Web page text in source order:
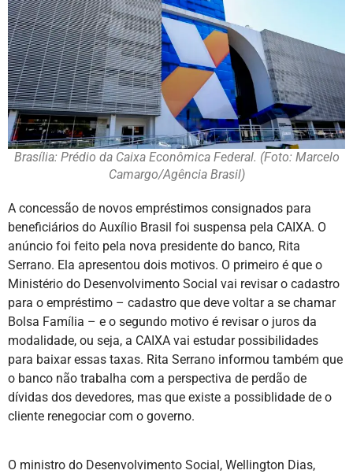
Brasília: Prédio da Caixa Econômica Federal. (Foto: Marcelo
Camargo/Agência Brasil)
A concessão de novos empréstimos consignados para
beneficiários do Auxílio Brasil foi suspensa pela CAIXA. O
anúncio foi feito pela nova presidente do banco, Rita
Serrano. Ela apresentou dois motivos. O primeiro é que o
Ministério do Desenvolvimento Social vai revisar o cadastro
para o empréstimo – cadastro que deve voltar a se chamar
Bolsa Família – e o segundo motivo é revisar o juros da
modalidade, ou seja, a CAIXA vai estudar possibilidades
para baixar essas taxas. Rita Serrano informou também que
o banco não trabalha com a perspectiva de perdão de
dívidas dos devedores, mas que existe a possiblidade de o
cliente renegociar com o governo.
O ministro do Desenvolvimento Social, Wellington Dias,